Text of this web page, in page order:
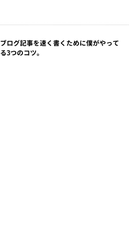
ブログ記事を速く書くために僕がやって
る3つのコツ。